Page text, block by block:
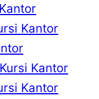
Kantor
Kantor
Kantor